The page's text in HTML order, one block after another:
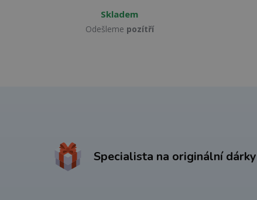
Skladem
Odešleme pozítří
Specialista na originální dárky